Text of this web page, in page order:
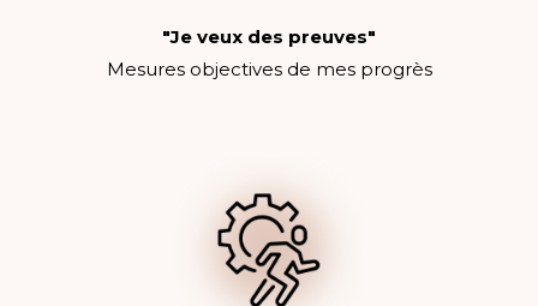
"Je veux des preuves"
Mesures objectives de mes progrès